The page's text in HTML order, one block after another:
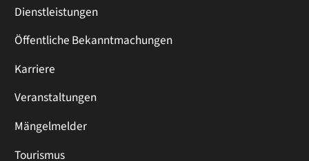
Dienstleistungen
Öffentliche Bekanntmachungen
Karriere
Veranstaltungen
Mängelmelder
Tourismus